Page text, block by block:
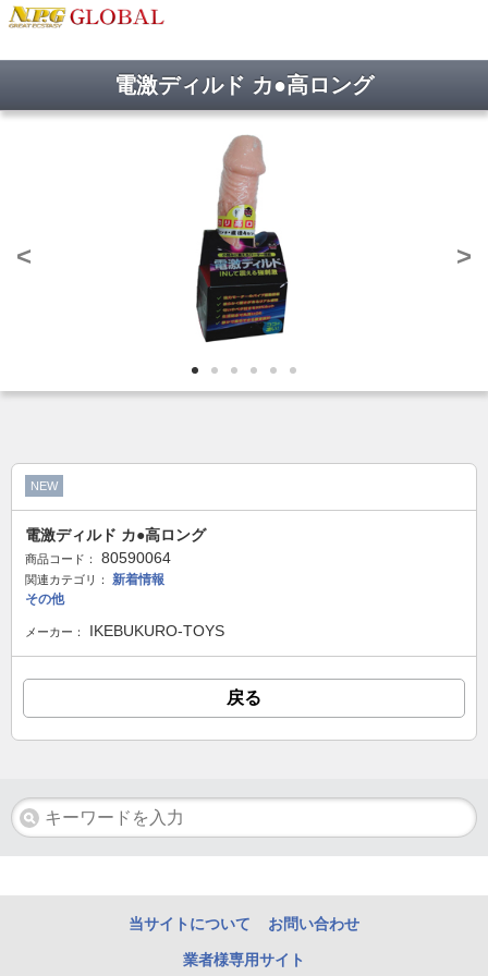
電激ディルド カ●高ロング
< >
NEW
電激ディルド カ●高ロング
商品コード： 80590064
関連カテゴリ：
新着情報
その他
メーカー： IKEBUKURO-TOYS
戻る
当サイトについて お問い合わせ
業者様専用サイト